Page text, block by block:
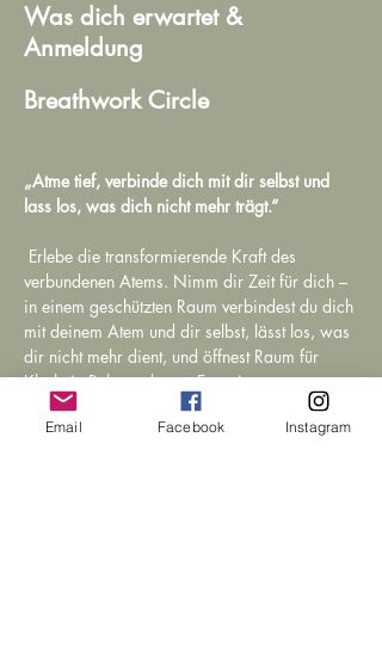
Was dich erwartet &
Anmeldung
Breathwork Circle
„Atme tief, verbinde dich mit dir selbst und
lass los, was dich nicht mehr trägt.“
Erlebe die transformierende Kraft des
verbundenen Atems. Nimm dir Zeit für dich –
in einem geschützten Raum verbindest du dich
mit deinem Atem und dir selbst, lässt los, was
dir nicht mehr dient, und öffnest Raum für
Klarheit, Ruhe und neue Energie.
Email Facebook Instagram